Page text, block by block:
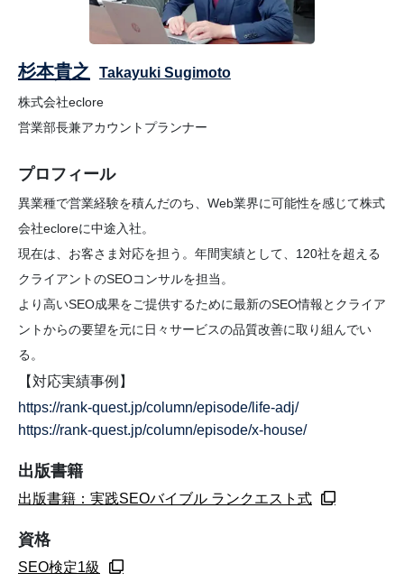
杉本貴之 Takayuki Sugimoto
株式会社eclore
営業部長兼アカウントプランナー
プロフィール
異業種で営業経験を積んだのち、Web業界に可能性を感じて株式
会社ecloreに中途入社。
現在は、お客さま対応を担う。年間実績として、120社を超える
クライアントのSEOコンサルを担当。
より高いSEO成果をご提供するために最新のSEO情報とクライア
ントからの要望を元に日々サービスの品質改善に取り組んでい
る。
【対応実績事例】
https://rank-quest.jp/column/episode/life-adj/
https://rank-quest.jp/column/episode/x-house/
出版書籍
出版書籍：実践SEOバイブル ランクエスト式
資格
SEO検定1級